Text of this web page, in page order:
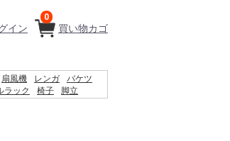
買い物カゴ
0
イン
扇風機 レンガ
バケツ
ラック 椅子
脚立